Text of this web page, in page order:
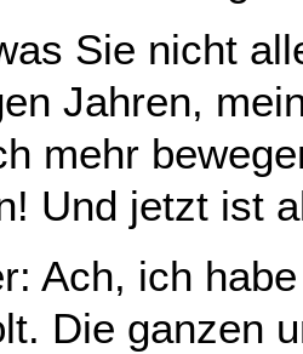
Sie nicht
Jahren,
mehr
Und jetzt ist
Ach, ich
Die ganzen